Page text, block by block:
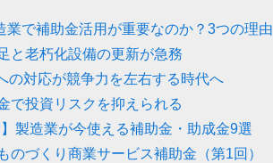
業で補助金活用が重要なのか？3つの理由
と老朽化設備の更新が急務
の対応が競争力を左右する時代へ
で投資リスクを抑えられる
】製造業が今使える補助金・助成金9選
のづくり商業サービス補助金（第1回）